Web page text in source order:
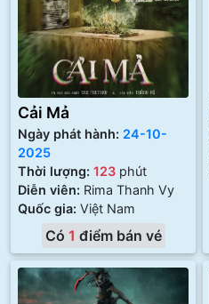
Cải Mả
Ngày phát hành: 24-10-
2025
Thời lượng: 123 phút
Diễn viên: Rima Thanh Vy
Quốc gia: Việt Nam
Có 1 điểm bán vé